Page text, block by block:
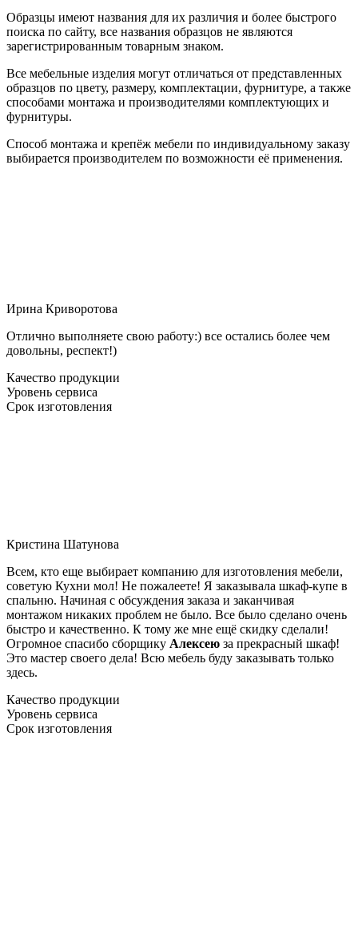
Образцы имеют названия для их различия и более быстрого
поиска по сайту, все названия образцов не являются
зарегистрированным товарным знаком.
Все мебельные изделия могут отличаться от представленных
образцов по цвету, размеру, комплектации, фурнитуре, а также
способами монтажа и производителями комплектующих и
фурнитуры.
Способ монтажа и крепёж мебели по индивидуальному заказу
выбирается производителем по возможности её применения.
Ирина Криворотова
Отлично выполняете свою работу:) все остались более чем
довольны, респект!)
Качество продукции
Уровень сервиса
Срок изготовления
Кристина Шатунова
Всем, кто еще выбирает компанию для изготовления мебели,
советую Кухни мол! Не пожалеете! Я заказывала шкаф-купе в
спальню. Начиная с обсуждения заказа и заканчивая
монтажом никаких проблем не было. Все было сделано очень
быстро и качественно. К тому же мне ещё скидку сделали!
Огромное спасибо сборщику Алексею за прекрасный шкаф!
Это мастер своего дела! Всю мебель буду заказывать только
здесь.
Качество продукции
Уровень сервиса
Срок изготовления